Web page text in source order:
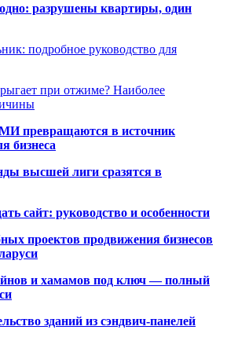
разрушены квартиры, один
подробное руководство для
при отжиме? Наиболее
превращаются в источник
бизнеса
высшей лиги сразятся в
сайт: руководство и особенности
проектов продвижения бизнесов
и хамамов под ключ — полный
зданий из сэндвич-панелей